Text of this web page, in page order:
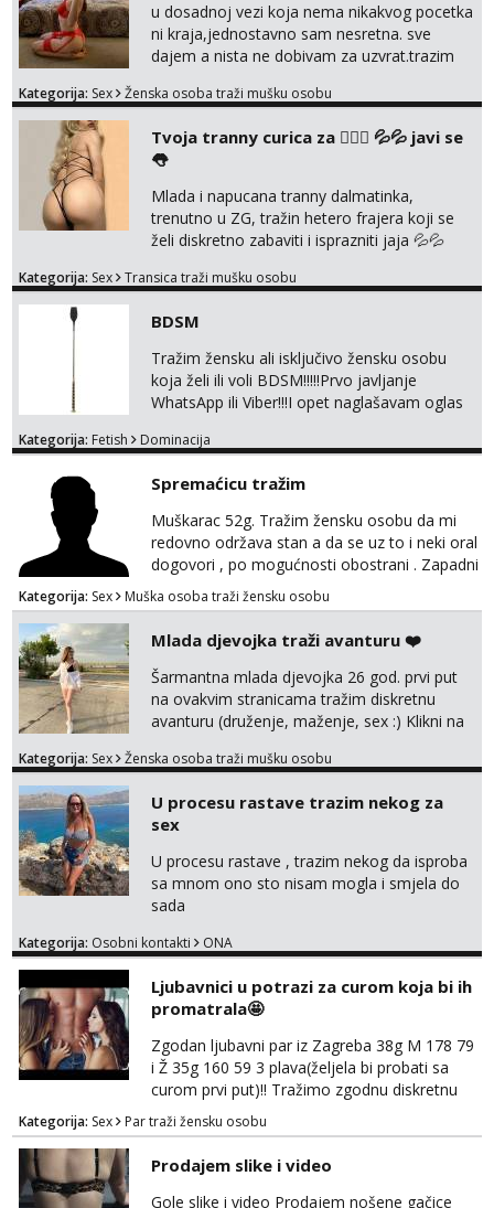
u dosadnoj vezi koja nema nikakvog pocetka
ni kraja,jednostavno sam nesretna. sve
dajem a nista ne dobivam za uzvrat.trazim
trazim puno samo malo njeznosti i
poljupce po tijelu koji me jako
pale,obozavam kad muskarac preuzme
kontrolu . javi se :) Klikni na link ispod i nadji
me tamo, cekam te!
Kategorija: Sex Ženska osoba traži mušku osobu
Tvoja tranny curica za 👉🏻🍑 💦💦 javi se
👅
Mlada i napucana tranny dalmatinka,
trenutno u ZG, tražin hetero frajera koji se
želi diskretno zabaviti i isprazniti jaja 💦💦
Jako držin do sebe, NE naplaćujen. Zabavljan
dostupna jer mi je ovo samo povremena
zabava. Ulovi me, uživati ćeš 😉 Moje slike
vidiš, uživo san još bolja, bez neugodnih izn...
Kategorija: Sex Transica traži mušku osobu
BDSM
Tražim žensku ali isključivo žensku osobu
koja želi ili voli BDSM!!!!!Prvo javljanje
WhatsApp ili Viber!!!I opet naglašavam oglas
i trans nemojte se javljati!!!!!
Kategorija: Fetish Dominacija
Spremaćicu tražim
Muškarac 52g. Tražim žensku osobu da mi
redovno održava stan a da se uz to i neki oral
dogovori , po mogućnosti obostrani . Zapadni
dio Zagreba .Javiti se prvo porukom na
WhatsApp ili Telegram 0958634499
Kategorija: Sex Muška osoba traži žensku osobu
Mlada djevojka traži avanturu ❤️
Šarmantna mlada djevojka 26 god. prvi put
na ovakvim stranicama tražim diskretnu
avanturu (druženje, maženje, sex :) Klikni na
Kategorija: Sex Ženska osoba traži mušku osobu
U procesu rastave trazim nekog za
sex
U procesu rastave , trazim nekog da isproba
sa mnom ono sto nisam mogla i smjela do
sada
Kategorija: Osobni kontakti ONA
Ljubavnici u potrazi za curom koja bi ih
promatrala🤩
Zgodan ljubavni par iz Zagreba 38g M 178 79
i Ž 35g 160 59 3 plava(željela bi probati sa
curom prvi put)!! Tražimo zgodnu diskretnu
curu koja bi nas promatrala dok imamo
žestok odnos. Može se pridruziti ali i ne
mora.Bitno da uzivamo diskretno anonimno
bez upoznavanja puno.Sliku mozemo
razmjeniti,ali najbolje uzivo se upoznati. Na
Kategorija: Sex Par traži žensku osobu
Prodajem slike i video
Gole slike i video Prodajem nošene gačice